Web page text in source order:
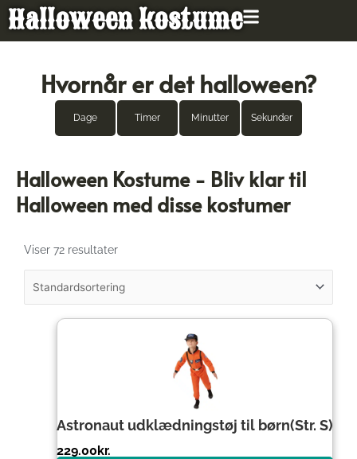
Gå
indholdet
Halloween kostume
Hvornår er det halloween?
Dage Timer Minutter Sekunder
Halloween Kostume - Bliv klar til
Halloween med disse kostumer
Viser 72 resultater
Astronaut udklædningstøj til børn(Str. S)
229.00kr.